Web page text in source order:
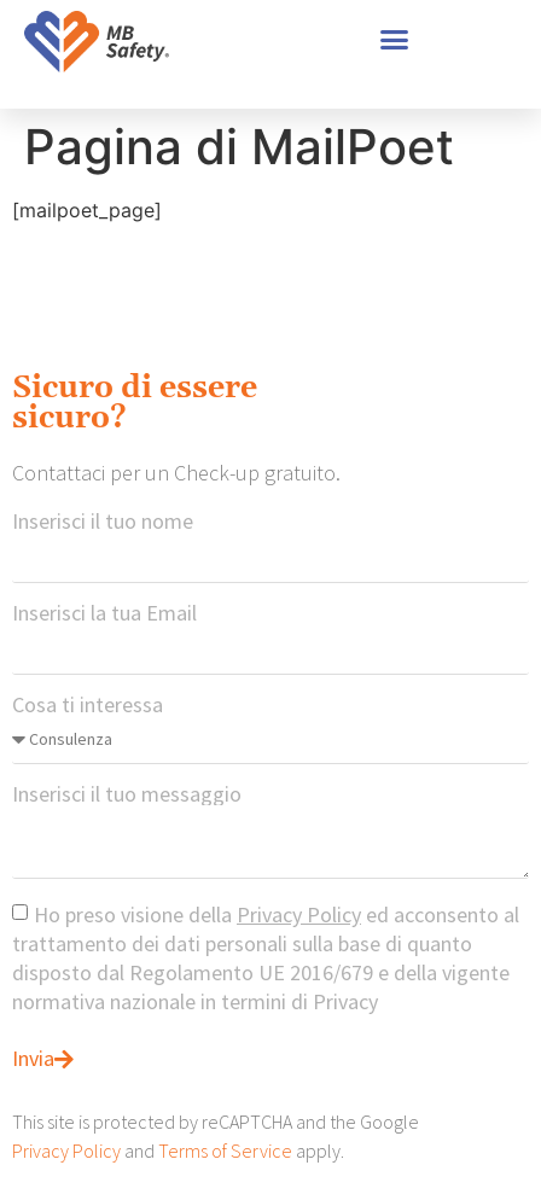
Pagina di MailPoet
[mailpoet_page]
Sicuro di essere
sicuro?
Contattaci per un Check-up gratuito.
Inserisci il tuo nome
Inserisci la tua Email
Cosa ti interessa
Inserisci il tuo messaggio
Ho preso visione della Privacy Policy ed acconsento al
trattamento dei dati personali sulla base di quanto
disposto dal Regolamento UE 2016/679 e della vigente
normativa nazionale in termini di Privacy
Invia
This site is protected by reCAPTCHA and the Google
Privacy Policy and Terms of Service apply.